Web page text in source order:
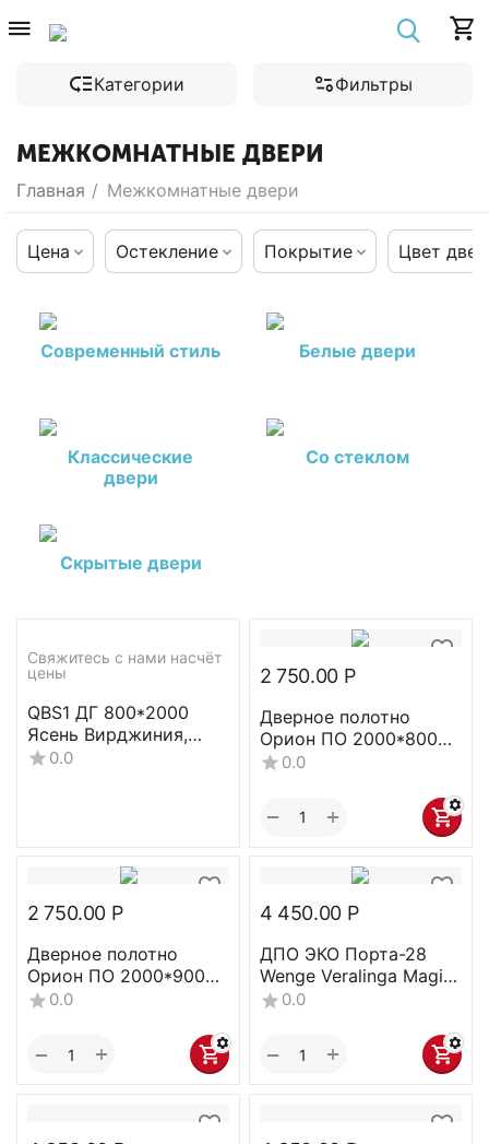
Категории Фильтры
МЕЖКОМНАТНЫЕ ДВЕРИ
Главная / Межкомнатные двери
Цена Остекление Покрытие Цвет
Современный стиль Белые двери
Классические
двери
Со стеклом
Скрытые двери
Свяжитесь с нами насчёт
цены
QBS1 ДГ 800*2000
Ясень Вирджиния,
врезка 0
0.0
2 750.00 Р
Дверное полотно
Орион ПО 2000*800
Бетон
0.0
+
−
2 750.00 Р
Дверное полотно
Орион ПО 2000*900
Капучино
0.0
+
−
4 450.00 Р
ДПО ЭКО Порта-28
Wenge Veralinga Magic
Fog 200*80
0.0
+
−